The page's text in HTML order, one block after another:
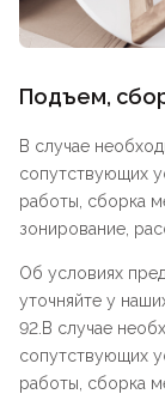
Подъем,
В случае
сопутствующих
работы, сборка
зонирование,
Об условиях
уточняйте у
92.В случае
сопутствующих
работы, сборка